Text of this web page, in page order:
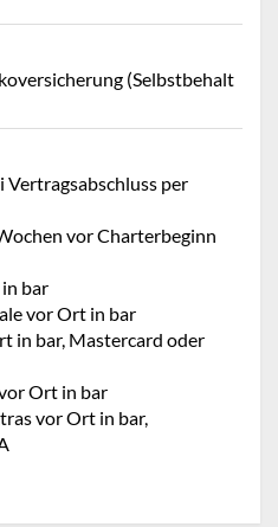
(Selbstbehalt
Vertragsabschluss per
vor Charterbeginn
bar
vor Ort in bar
in bar, Mastercard oder
Ort in bar
vor Ort in bar,